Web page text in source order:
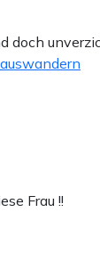
doch
Frau !!